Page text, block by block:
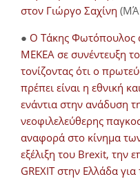
στον Γιώργο Σαχίνη
● O Τάκης Φωτόπουλος
ΜΕΚΕΑ σε συνέντευξη
τονίζοντας ότι ο
πρέπει είναι η εθνική
ενάντια στην ανάδυση
νεοφιλελεύθερης
αναφορά στο κίνημα
εξέλιξη του Brexit, την
GREXIT στην Ελλάδα